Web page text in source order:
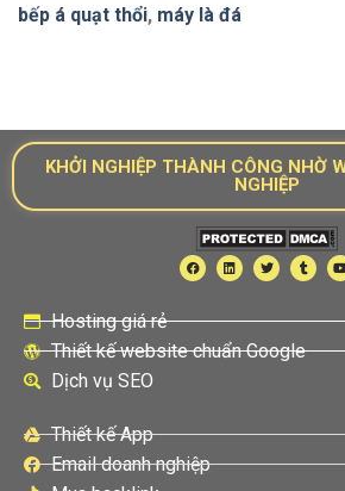
bếp á quạt thổi, máy là đá
KHỞI NGHIỆP THÀNH CÔNG NHỜ
NGHIỆP
Hosting giá rẻ
Thiết kế website chuẩn Google
Dịch vụ SEO
Thiết kế App
Email doanh nghiệp